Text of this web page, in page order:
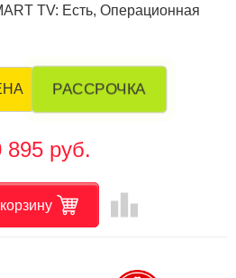
TV: Есть, Операционная
РАССРОЧКА
895 руб.
leaderboard